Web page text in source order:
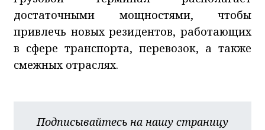
достаточными мощностями, чтобы
привлечь новых резидентов, работающих
в сфере транспорта, перевозок, а также
смежных отраслях.
Подписывайтесь на нашу страницу